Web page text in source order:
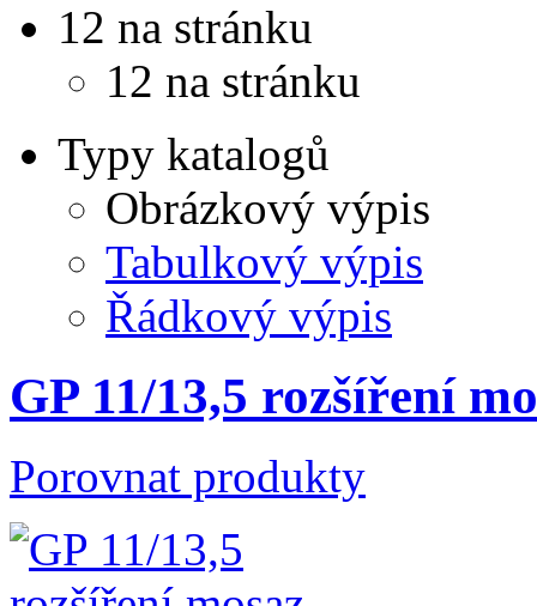
12 na stránku
12 na stránku
Typy katalogů
Obrázkový výpis
Tabulkový výpis
Řádkový výpis
GP 11/13,5 rozšíření
Porovnat produkty